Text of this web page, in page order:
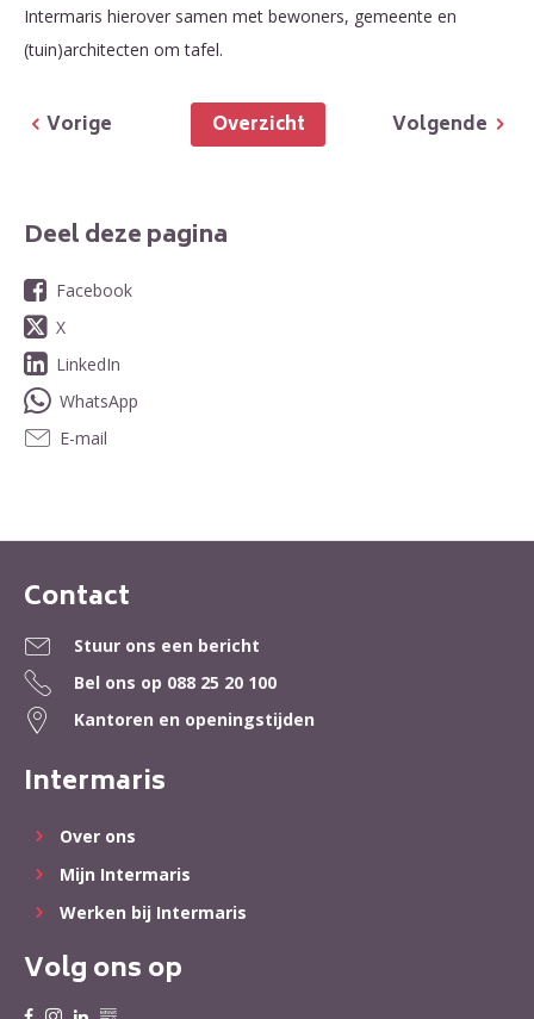
Intermaris hierover samen met bewoners, gemeente en
(tuin)architecten om tafel.
Volgende
Overzicht
Vorige
Deel deze pagina
Facebook
X
LinkedIn
WhatsApp
E-mail
Contactinformatie
Contact
Stuur ons een bericht
Bel ons op 088 25 20 100
Kantoren en openingstijden
Intermaris
Over ons
Mijn Intermaris
Werken bij Intermaris
Volg ons op